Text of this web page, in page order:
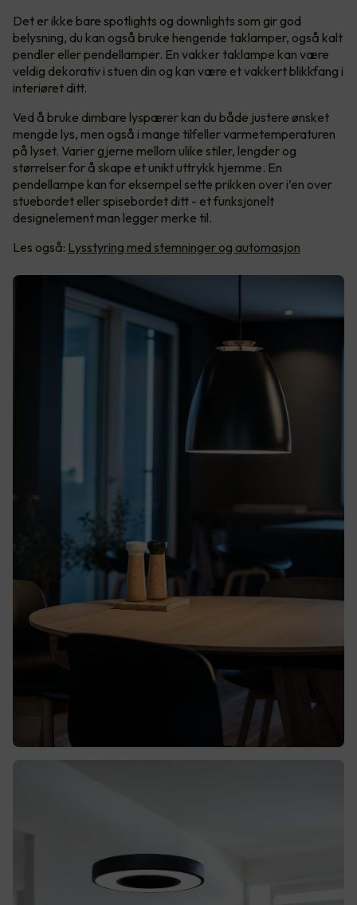
Det er ikke bare spotlights og downlights som gir god
belysning, du kan også bruke hengende taklamper, også kalt
pendler eller pendellamper. En vakker taklampe kan være
veldig dekorativ i stuen din og kan være et vakkert blikkfang i
interiøret ditt.
Ved å bruke dimbare lyspærer kan du både justere ønsket
mengde lys, men også i mange tilfeller varmetemperaturen
på lyset. Varier gjerne mellom ulike stiler, lengder og
størrelser for å skape et unikt uttrykk hjemme. En
pendellampe kan for eksempel sette prikken over i’en over
stuebordet eller spisebordet ditt - et funksjonelt
designelement man legger merke til.
Les også: Lysstyring med stemninger og automasjon